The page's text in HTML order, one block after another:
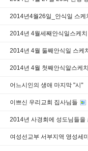
2014년4월26일_안식일 스케
2014년 4월세째안식일스케치
2014년 4월 둘째안식일 스케치
2014년 4월 첫째안식알스케치
어느시인의 생애 마지막 "시"
이쁘신 우리교회 집사님들
2014년 사경회에 성도님들을
여성선교부 서부지역 영성세